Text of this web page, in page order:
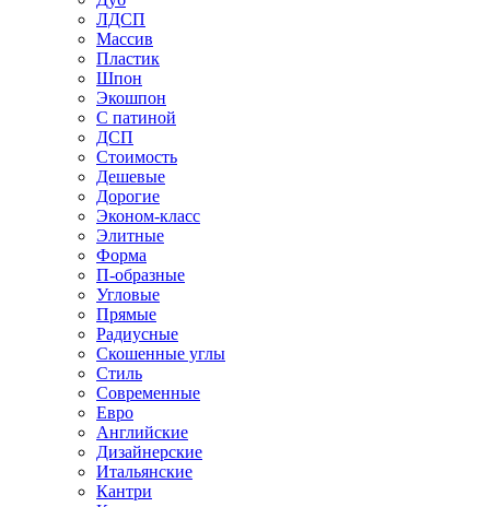
ЛДСП
Массив
Пластик
Шпон
Экошпон
С патиной
ДСП
Стоимость
Дешевые
Дорогие
Эконом-класс
Элитные
Форма
П-образные
Угловые
Прямые
Радиусные
Скошенные углы
Стиль
Современные
Евро
Английские
Дизайнерские
Итальянские
Кантри